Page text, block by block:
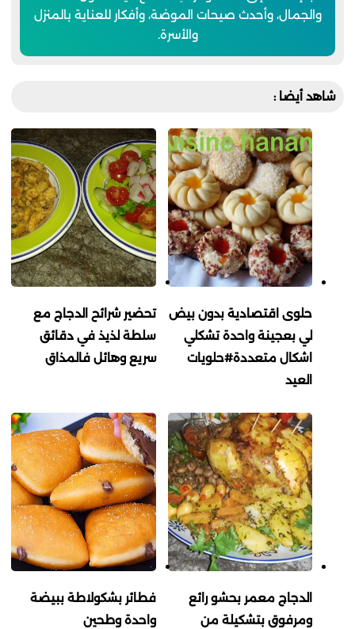
والجمال، وأحدث صيحات الموضة، وأفكار للعناية بالمنزل
والأسرة.
شاهد أيضا :
حلوى اقتصادية بدون بيض
لي بعجينة واحدة تشكلي
اشكال متعددة#حلويات
العيد
تحضير شرائح الدجاج مع
سلطة لذيذ في دقائق
سريع وهائل فالمذاق
الدجاج معمر بحشو رائع
ومرفوق بتشكيلة من
فطائر بشكولاطة ببيضة
واحدة وطحين